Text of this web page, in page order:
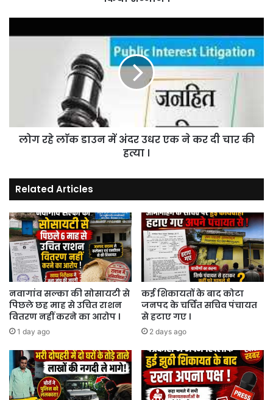
रहे
ने
की
हत्या
।
लोग रहे लाॅक डाउन में अंदर उधर एक ने कर दी चार की
हत्या ।
Related Articles
नवागांव सल्का की सोसायटी से
पिछले छह माह से उचित राशन
वितरण नहीं करने का आरोप ।
1 day ago
कई शिकायतों के बाद कोटा
जनपद के चर्चित सचिव पंचायत
से हटाए गए ।
2 days ago